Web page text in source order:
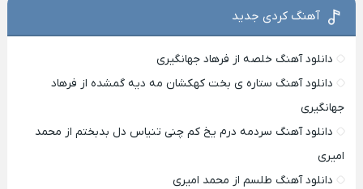
آهنگ کردی جدید
دانلود آهنگ خلصه از فرهاد جهانگیری
دانلود آهنگ ستاره ی بخت کهکشان مه دیه گمشده از فرهاد
جهانگیری
دانلود آهنگ سردمه درم یخ کم چنی تنیاس دل بدبختم از محمد
امیری
دانلود آهنگ طلسم از محمد امیری